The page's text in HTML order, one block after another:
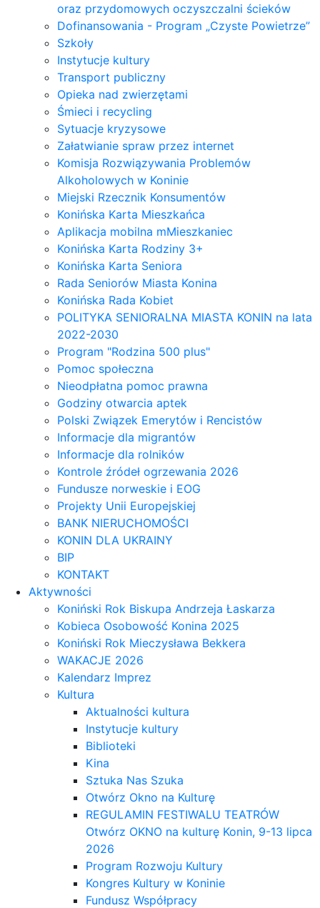
oraz przydomowych oczyszczalni ścieków
Dofinansowania - Program „Czyste Powietrze”
Szkoły
Instytucje kultury
Transport publiczny
Opieka nad zwierzętami
Śmieci i recycling
Sytuacje kryzysowe
Załatwianie spraw przez internet
Komisja Rozwiązywania Problemów
Alkoholowych w Koninie
Miejski Rzecznik Konsumentów
Konińska Karta Mieszkańca
Aplikacja mobilna mMieszkaniec
Konińska Karta Rodziny 3+
Konińska Karta Seniora
Rada Seniorów Miasta Konina
Konińska Rada Kobiet
POLITYKA SENIORALNA MIASTA KONIN na lata
2022-2030
Program "Rodzina 500 plus"
Pomoc społeczna
Nieodpłatna pomoc prawna
Godziny otwarcia aptek
Polski Związek Emerytów i Rencistów
Informacje dla migrantów
Informacje dla rolników
Kontrole źródeł ogrzewania 2026
Fundusze norweskie i EOG
Projekty Unii Europejskiej
BANK NIERUCHOMOŚCI
KONIN DLA UKRAINY
BIP
KONTAKT
Aktywności
Koniński Rok Biskupa Andrzeja Łaskarza
Kobieca Osobowość Konina 2025
Koniński Rok Mieczysława Bekkera
WAKACJE 2026
Kalendarz Imprez
Kultura
Aktualności kultura
Instytucje kultury
Biblioteki
Kina
Sztuka Nas Szuka
Otwórz Okno na Kulturę
REGULAMIN FESTIWALU TEATRÓW
Otwórz OKNO na kulturę Konin, 9-13 lipca
2026
Program Rozwoju Kultury
Kongres Kultury w Koninie
Fundusz Współpracy